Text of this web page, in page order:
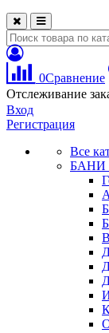
0Сравнение
Отслеживание
Вход
Регистрация
Все
БАНИ